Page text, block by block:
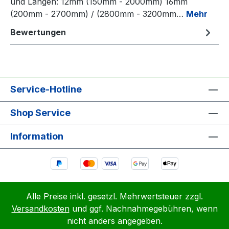
(200mm - 2700mm) / (2800mm - 3200mm… Mehr
Bewertungen
Service-Hotline
Shop Service
Information
Alle Preise inkl. gesetzl. Mehrwertsteuer zzgl.
Versandkostenund ggf. Nachnahmegebühren, wenn
nicht anders angegeben.